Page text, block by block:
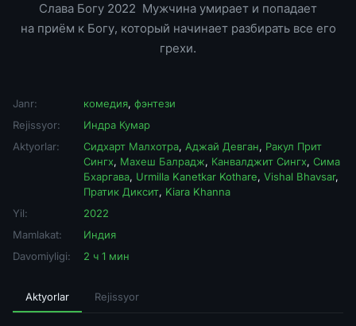
Слава Богу 2022 Мужчина умирает и попадает
на приём к Богу, который начинает разбирать все его
грехи.
Janr: комедия, фэнтези
Rejissyor:
Индра Кумар
Aktyorlar:
Сидхарт Малхотра, Аджай Девган, Ракул Прит
Сингх, Махеш Балрадж, Канвалджит Сингх, Сима
Бхаргава, Urmilla Kanetkar Kothare, Vishal Bhavsar,
Пратик Диксит, Kiara Khanna
Yil:
2022
Mamlakat:
Индия
Davomiyligi:
2 ч 1 мин
Aktyorlar Rejissyor